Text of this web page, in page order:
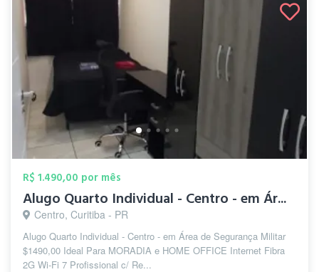
R$ 1.490,00 por mês
Alugo Quarto Individual - Centro - em Ár...
Centro, Curitiba - PR
Alugo Quarto Individual - Centro - em Área de Segurança Militar
$1490,00 Ideal Para MORADIA e HOME OFFICE Internet Fibra
2G Wi-Fi 7 Profissional c/ Re...